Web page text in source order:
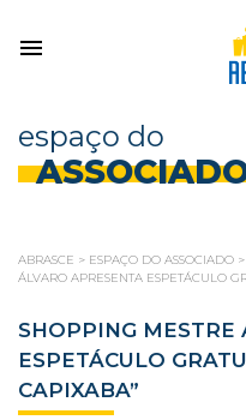
espaço do
ABRASCE > ESPAÇO DO ASSOCIADO >
ÁLVARO APRESENTA ESPETÁCULO
SHOPPING MESTRE
ESPETÁCULO
CAPIXABA”